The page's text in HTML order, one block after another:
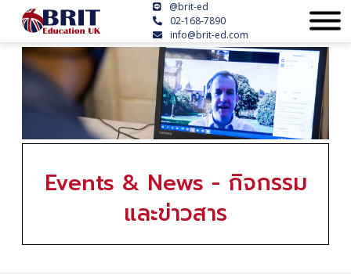
@brit-ed
02-168-7890
info@brit-ed.com
Events & News - กิจกรรม
และข่าวสาร